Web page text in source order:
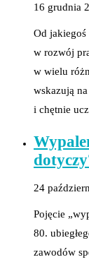
16 grudnia
Od jakiegoś
w rozwój
w wielu
wskazują
i chętnie
24
Pojęcie
80.
zawodów